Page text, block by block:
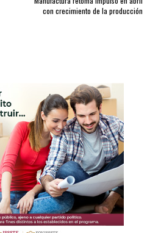
con crecimiento de la producción